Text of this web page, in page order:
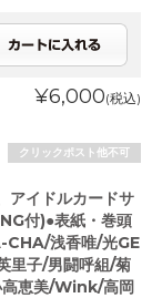
¥6,000(税込)
クリックポスト他不可
イドルカードサ
付)●表紙・巻頭
CHA/浅香唯/光GE
里子/男闘呼組/菊
高恵美/Wink/高岡